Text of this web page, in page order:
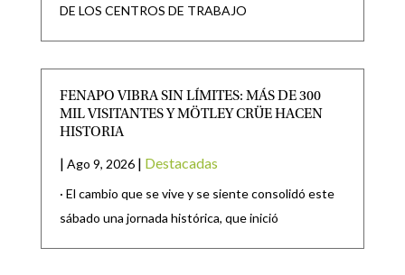
DE LOS CENTROS DE TRABAJO
FENAPO VIBRA SIN LÍMITES: MÁS DE 300
MIL VISITANTES Y MÖTLEY CRÜE HACEN
HISTORIA
| Ago 9, 2026 | Destacadas
· El cambio que se vive y se siente consolidó este
sábado una jornada histórica, que inició